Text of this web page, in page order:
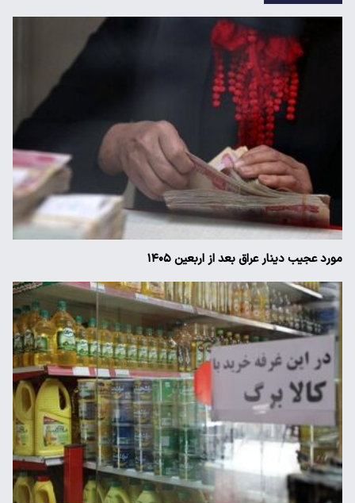
مورد عجیب دینار عراق بعد از اربعین ۱۴۰۵